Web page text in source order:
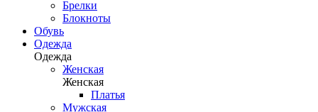
Брелки
Блокноты
Обувь
Одежда
Одежда
Женская
Женская
Платья
Мужская